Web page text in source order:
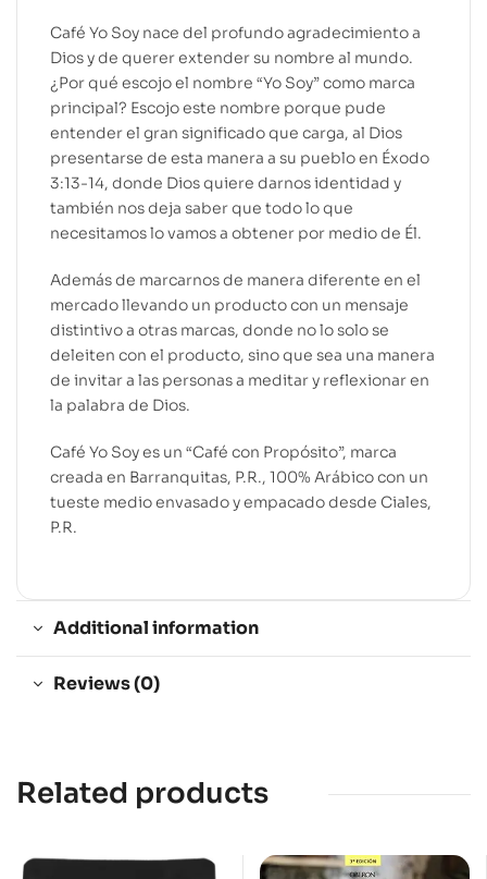
Café Yo Soy nace del profundo agradecimiento a
Dios y de querer extender su nombre al mundo.
¿Por qué escojo el nombre “Yo Soy” como marca
principal? Escojo este nombre porque pude
entender el gran significado que carga, al Dios
presentarse de esta manera a su pueblo en Éxodo
3:13-14, donde Dios quiere darnos identidad y
también nos deja saber que todo lo que
necesitamos lo vamos a obtener por medio de Él.
Además de marcarnos de manera diferente en el
mercado llevando un producto con un mensaje
distintivo a otras marcas, donde no lo solo se
deleiten con el producto, sino que sea una manera
de invitar a las personas a meditar y reflexionar en
la palabra de Dios.
Café Yo Soy es un “Café con Propósito”, marca
creada en Barranquitas, P.R., 100% Arábico con un
tueste medio envasado y empacado desde Ciales,
P.R.
Additional information
Reviews (0)
Related products